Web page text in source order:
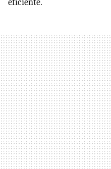
eficiente.